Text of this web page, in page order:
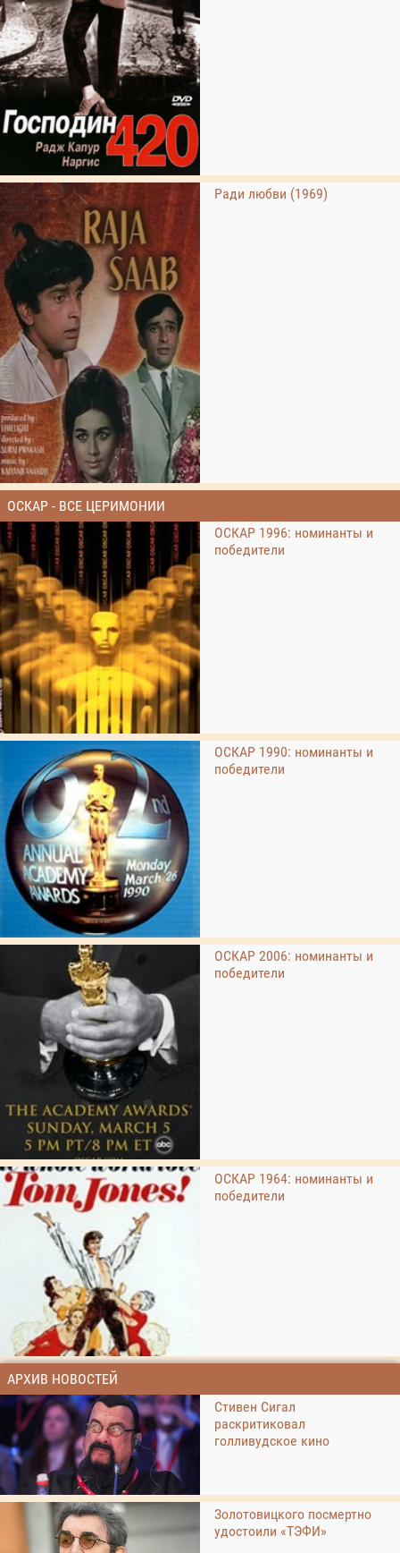
Ради любви (1969)
ОСКАР - ВСЕ ЦЕРИМОНИИ
ОСКАР 1996: номинанты и
победители
ОСКАР 1990: номинанты и
победители
ОСКАР 2006: номинанты и
победители
ОСКАР 1964: номинанты и
победители
АРХИВ НОВОСТЕЙ
Стивен Сигал
раскритиковал
голливудское кино
Золотовицкого посмертно
удостоили «ТЭФИ»